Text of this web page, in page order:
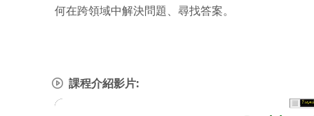
何在跨領域中解決問題、尋找答案。
課程介紹影片: